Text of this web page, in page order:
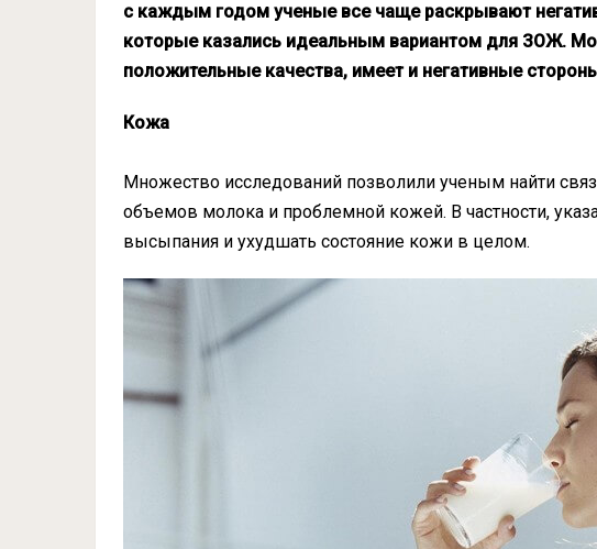
с каждым годом ученые все чаще раскрывают
которые казались идеальным вариантом для ЗОЖ.
положительные качества, имеет и негативные
Кожа
Множество исследований позволили ученым найти
объемов молока и проблемной кожей. В частности,
высыпания и ухудшать состояние кожи в целом.